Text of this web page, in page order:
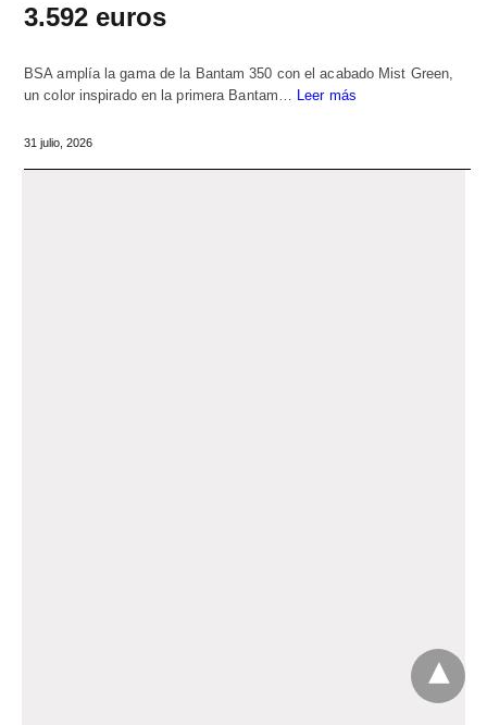
3.592 euros
BSA amplía la gama de la Bantam 350 con el acabado Mist Green,
un color inspirado en la primera Bantam… Leer más
31 julio, 2026